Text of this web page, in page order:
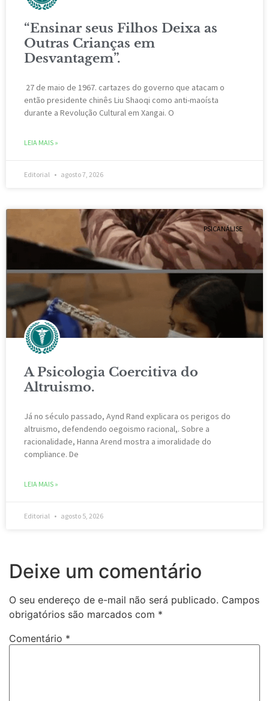
“Ensinar seus Filhos Deixa as
Outras Crianças em
Desvantagem”.
27 de maio de 1967. cartazes do governo que atacam o
então presidente chinês Liu Shaoqi como anti-maoísta
durante a Revolução Cultural em Xangai. O
LEIA MAIS »
Editorial agosto 7, 2026
PSICANÁLISE
A Psicologia Coercitiva do
Altruismo.
Já no século passado, Aynd Rand explicara os perigos do
altruismo, defendendo oegoismo racional,. Sobre a
racionalidade, Hanna Arend mostra a imoralidade do
compliance. De
LEIA MAIS »
Editorial agosto 5, 2026
Deixe um comentário
O seu endereço de e-mail não será publicado. Campos
obrigatórios são marcados com *
Comentário *